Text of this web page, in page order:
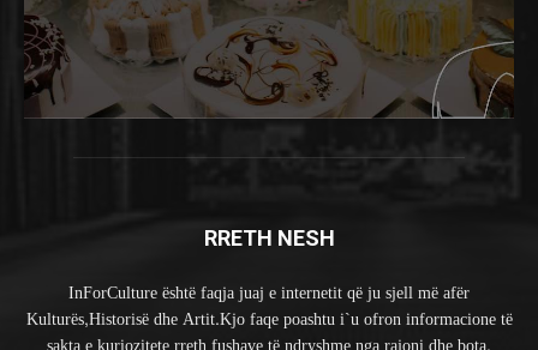
RRETH NESH
InForCulture është faqja juaj e internetit që ju sjell më afër
Kulturës,Historisë dhe Artit.Kjo faqe poashtu i`u ofron informacione të